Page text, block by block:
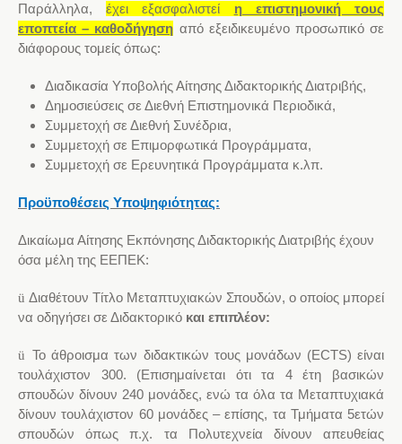
Παράλληλα,έχει εξασφαλιστεί η επιστημονική τους
εποπτεία – καθοδήγηση από εξειδικευμένο προσωπικό σε
διάφορους τομείς όπως:
Διαδικασία Υποβολής Αίτησης Διδακτορικής Διατριβής,
Δημοσιεύσεις σε Διεθνή Επιστημονικά Περιοδικά,
Συμμετοχή σε Διεθνή Συνέδρια,
Συμμετοχή σε Επιμορφωτικά Προγράμματα,
Συμμετοχή σε Ερευνητικά Προγράμματα κ.λπ.
Προϋποθέσεις Υποψηφιότητας:
Δικαίωμα Αίτησης Εκπόνησης Διδακτορικής Διατριβής έχουν
όσα μέλη της ΕΕΠΕΚ:
ü Διαθέτουν Τίτλο Μεταπτυχιακών Σπουδών, ο οποίος μπορεί
να οδηγήσει σε Διδακτορικό και επιπλέον:
ü Το άθροισμα των διδακτικών τους μονάδων (ECΤS) είναι
τουλάχιστον 300. (Επισημαίνεται ότι τα 4 έτη βασικών
σπουδών δίνουν 240 μονάδες, ενώ τα όλα τα Μεταπτυχιακά
δίνουν τουλάχιστον 60 μονάδες – επίσης, τα Τμήματα 5ετών
σπουδών όπως π.χ. τα Πολυτεχνεία δίνουν απευθείας